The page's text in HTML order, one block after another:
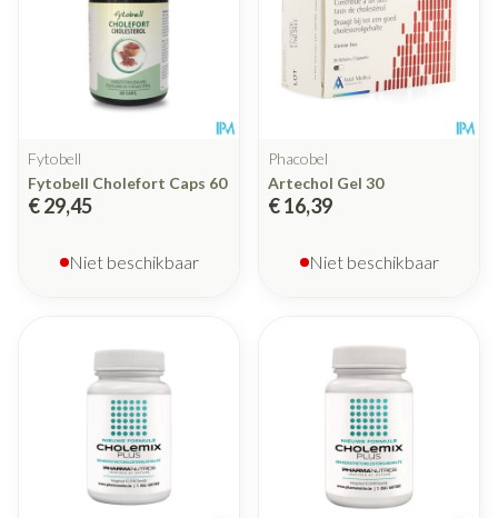
Fytobell
Fytobell Cholefort Caps 60
€ 29,45
Niet beschikbaar
Phacobel
Artechol Gel 30
€ 16,39
Niet beschikbaar